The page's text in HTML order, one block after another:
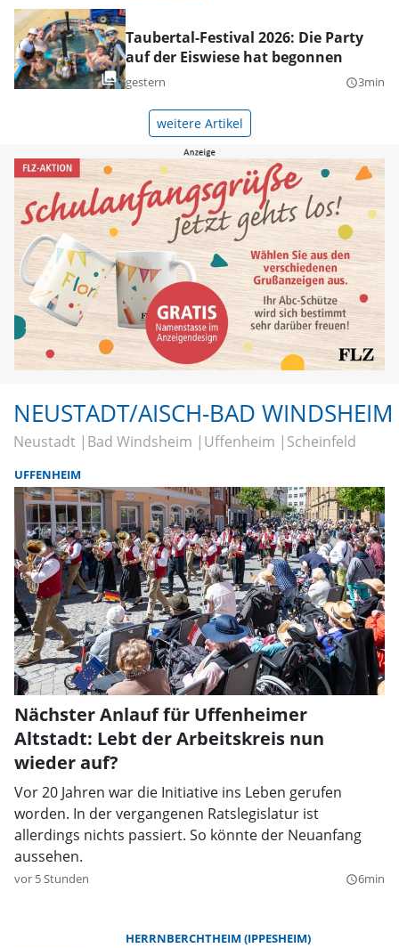
Taubertal-Festival 2026: Die Party
auf der Eiswiese hat begonnen
gestern query_builder3min
weitere Artikel
NEUSTADT/AISCH-BAD WINDSHEIM
Neustadt Bad Windsheim Uffenheim Scheinfeld
UFFENHEIM
Nächster Anlauf für Uffenheimer
Altstadt: Lebt der Arbeitskreis nun
wieder auf?
Vor 20 Jahren war die Initiative ins Leben gerufen
worden. In der vergangenen Ratslegislatur ist
allerdings nichts passiert. So könnte der Neuanfang
aussehen.
vor 5 Stunden query_builder6min
HERRNBERCHTHEIM (IPPESHEIM)